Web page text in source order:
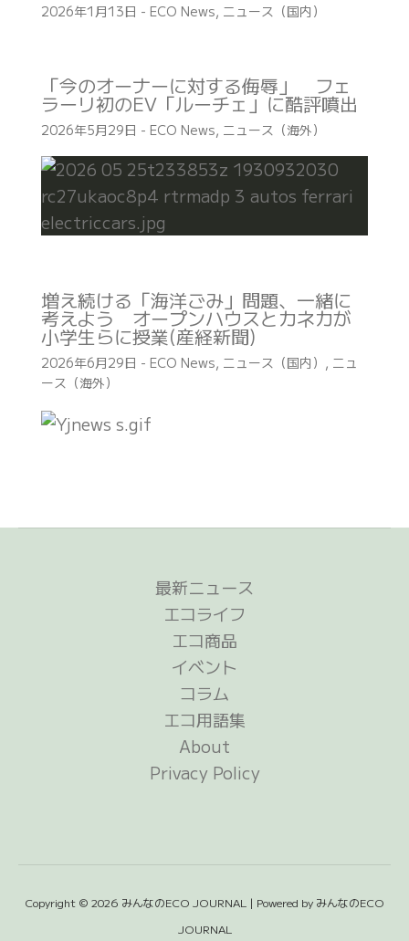
2026年1月13日 - ECO News, ニュース（国内）
「今のオーナーに対する侮辱」 フェ
ラーリ初のEV「ルーチェ」に酷評噴出
2026年5月29日 - ECO News, ニュース（海外）
増え続ける「海洋ごみ」問題、一緒に
考えよう オープンハウスとカネカが
小学生らに授業(産経新聞)
2026年6月29日 - ECO News, ニュース（国内） , ニュ
ース（海外）
最新ニュース
エコライフ
エコ商品
イベント
コラム
エコ用語集
About
Privacy Policy
Copyright © 2026 みんなのECO JOURNAL | Powered by みんなのECO
JOURNAL